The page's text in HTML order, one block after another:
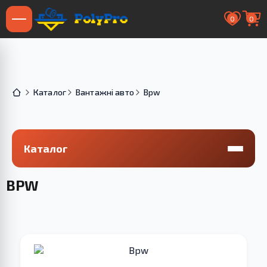
0 0
Каталог Вантажні авто Bpw
Каталог
BPW